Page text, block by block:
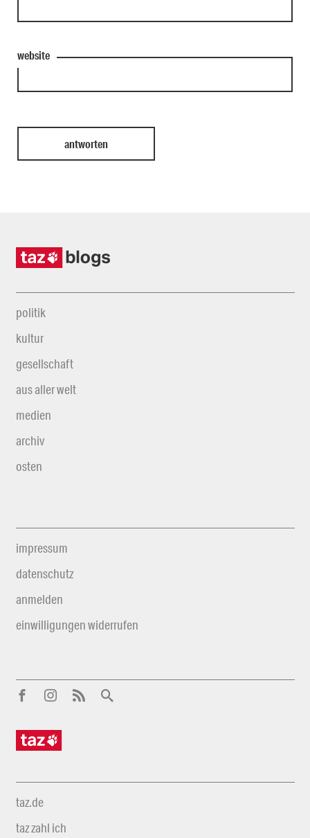
website
politik
kultur
gesellschaft
aus aller welt
medien
archiv
osten
impressum
datenschutz
anmelden
einwilligungen widerrufen
taz.de
taz zahl ich